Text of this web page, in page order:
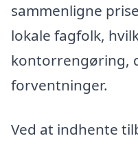
sammenligne
lokale fagfolk,
kontorrengøring,
forventninger.
Ved at indhente